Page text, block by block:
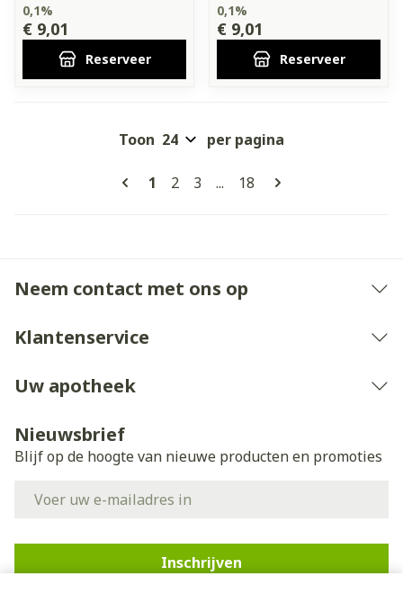
0,1%
€ 9,01
Reserveer
0,1%
€ 9,01
Reserveer
Pagina's
U lees momenteel pagina
1 Pagina
2 Pagina
3 ... Pagina
18
Toon per pagina
Neem contact met ons op
Klantenservice
Uw apotheek
Nieuwsbrief
Blijf op de hoogte van nieuwe producten en promoties
Inschrijven